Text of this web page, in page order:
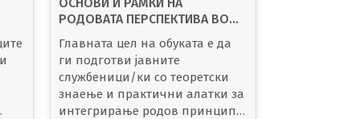
РОДОВАТА ПЕРСПЕКТИВА ВО
СТРАТЕШКО ПЛАНИРАЊЕ
Главната цел на обуката е да
ги подготви јавните
службеници/ки со теоретски
знаење и практични алатки за
интегрирање родов принцип